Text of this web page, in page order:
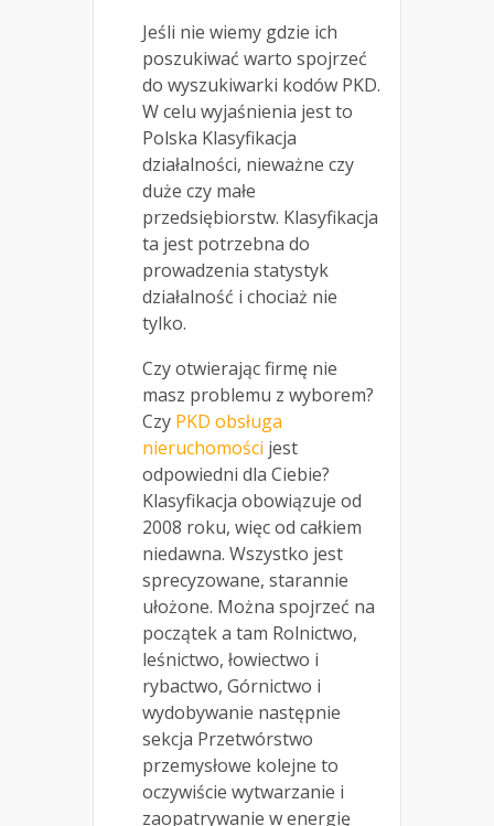
Jeśli nie wiemy gdzie ich
poszukiwać warto spojrzeć
do wyszukiwarki kodów PKD.
W celu wyjaśnienia jest to
Polska Klasyfikacja
działalności, nieważne czy
duże czy małe
przedsiębiorstw. Klasyfikacja
ta jest potrzebna do
prowadzenia statystyk
działalność i chociaż nie
tylko.
Czy otwierając firmę nie
masz problemu z wyborem?
Czy PKD obsługa
nieruchomości jest
odpowiedni dla Ciebie?
Klasyfikacja obowiązuje od
2008 roku, więc od całkiem
niedawna. Wszystko jest
sprecyzowane, starannie
ułożone. Można spojrzeć na
początek a tam Rolnictwo,
leśnictwo, łowiectwo i
rybactwo, Górnictwo i
wydobywanie następnie
sekcja Przetwórstwo
przemysłowe kolejne to
oczywiście wytwarzanie i
zaopatrywanie w energię